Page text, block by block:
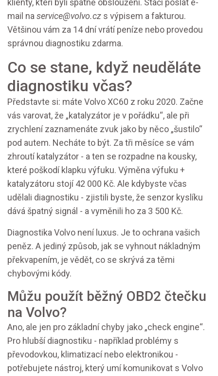
klienty, kteří byli špatně obslouženi. Stačí poslat e-
mail naservice@volvo.cz s výpisem a fakturou.
Většinou vám za 14 dní vrátí peníze nebo provedou
správnou diagnostiku zdarma.
Co se stane, když neuděláte
diagnostiku včas?
Představte si: máte Volvo XC60 z roku 2020. Začne
vás varovat, že „katalyzátor je v pořádku“, ale při
zrychlení zaznamenáte zvuk jako by něco „šustilo“
pod autem. Necháte to být. Za tři měsíce se vám
zhroutí katalyzátor - a ten se rozpadne na kousky,
které poškodí klapku výfuku. Výměna výfuku +
katalyzátoru stojí 42 000 Kč. Ale kdybyste včas
udělali diagnostiku - zjistili byste, že senzor kyslíku
dává špatný signál - a vyměnili ho za 3 500 Kč.
Diagnostika Volvo není luxus. Je to ochrana vašich
peněz. A jediný způsob, jak se vyhnout nákladným
překvapením, je vědět, co se skrývá za těmi
chybovými kódy.
Můžu použít běžný OBD2 čtečku
na Volvo?
Ano, ale jen pro základní chyby jako „check engine“.
Pro hlubší diagnostiku - například problémy s
převodovkou, klimatizací nebo elektronikou -
potřebujete nástroj, který umí komunikovat s Volvo